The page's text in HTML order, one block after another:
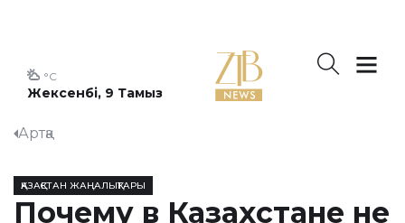
Жексенбі, 9 Тамыз
°C
Артқа
ҚАЗАҚСТАН ЖАҢАЛЫҚТАРЫ
Почему в Казахстане не